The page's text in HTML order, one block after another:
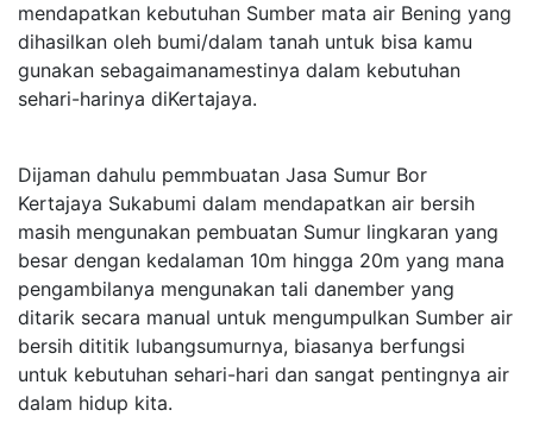
mendapatkan kebutuhan Sumber mata air Bening yang
dihasilkan oleh bumi/dalam tanah untuk bisa kamu
gunakan sebagaimanamestinya dalam kebutuhan
sehari-harinya diKertajaya.
Dijaman dahulu pemmbuatan Jasa Sumur Bor
Kertajaya Sukabumi dalam mendapatkan air bersih
masih mengunakan pembuatan Sumur lingkaran yang
besar dengan kedalaman 10m hingga 20m yang mana
pengambilanya mengunakan tali danember yang
ditarik secara manual untuk mengumpulkan Sumber air
bersih dititik lubangsumurnya, biasanya berfungsi
untuk kebutuhan sehari-hari dan sangat pentingnya air
dalam hidup kita.